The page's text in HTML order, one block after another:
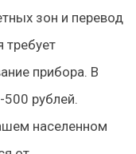
зон и перевод
требует
прибора. В
500 рублей.
населенном